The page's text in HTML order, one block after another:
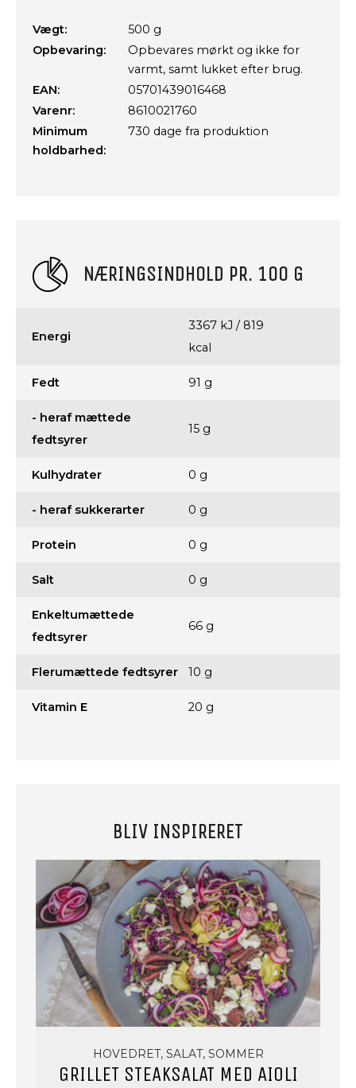
NÆRINGSINDHOLD PR. 100 G
Energi
3367 kJ / 819
kcal
Fedt 91 g
- heraf mættede
fedtsyrer
15 g
Kulhydrater 0 g
- heraf sukkerarter 0 g
Protein 0 g
Salt 0 g
Enkeltumættede
fedtsyrer
66 g
Flerumættede fedtsyrer 10 g
Vitamin E 20 g
Vægt:
500 g
Opbevaring:
Opbevares mørkt og ikke for
varmt, samt lukket efter brug.
EAN:
05701439016468
Varenr:
8610021760
Minimum
holdbarhed:
730 dage fra produktion
BLIV INSPIRERET
HOVEDRET, SALAT, SOMMER
GRILLET STEAKSALAT MED AIOLI